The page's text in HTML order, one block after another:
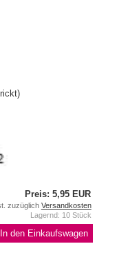
Preis: 5,95 EUR
zuzüglich Versandkosten
Lagernd: 10 Stück